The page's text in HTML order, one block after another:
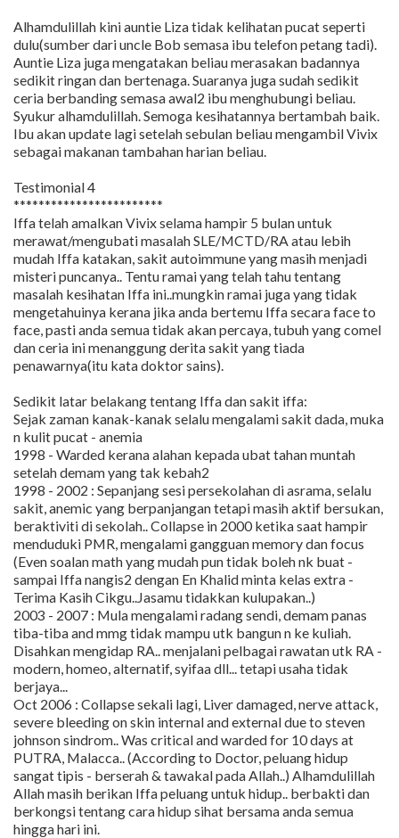
Alhamdulillah kini auntie Liza tidak kelihatan pucat seperti
dulu(sumber dari uncle Bob semasa ibu telefon petang tadi).
Auntie Liza juga mengatakan beliau merasakan badannya
sedikit ringan dan bertenaga. Suaranya juga sudah sedikit
ceria berbanding semasa awal2 ibu menghubungi beliau.
Syukur alhamdulillah. Semoga kesihatannya bertambah baik.
Ibu akan update lagi setelah sebulan beliau mengambil Vivix
sebagai makanan tambahan harian beliau.
Testimonial 4
************************
Iffa telah amalkan Vivix selama hampir 5 bulan untuk
merawat/mengubati masalah SLE/MCTD/RA atau lebih
mudah Iffa katakan, sakit autoimmune yang masih menjadi
misteri puncanya.. Tentu ramai yang telah tahu tentang
masalah kesihatan Iffa ini..mungkin ramai juga yang tidak
mengetahuinya kerana jika anda bertemu Iffa secara face to
face, pasti anda semua tidak akan percaya, tubuh yang comel
dan ceria ini menanggung derita sakit yang tiada
penawarnya(itu kata doktor sains).
Sedikit latar belakang tentang Iffa dan sakit iffa:
Sejak zaman kanak-kanak selalu mengalami sakit dada, muka
n kulit pucat - anemia
1998 - Warded kerana alahan kepada ubat tahan muntah
setelah demam yang tak kebah2
1998 - 2002 : Sepanjang sesi persekolahan di asrama, selalu
sakit, anemic yang berpanjangan tetapi masih aktif bersukan,
beraktiviti di sekolah.. Collapse in 2000 ketika saat hampir
menduduki PMR, mengalami gangguan memory dan focus
(Even soalan math yang mudah pun tidak boleh nk buat -
sampai Iffa nangis2 dengan En Khalid minta kelas extra -
Terima Kasih Cikgu..Jasamu tidakkan kulupakan..)
2003 - 2007 : Mula mengalami radang sendi, demam panas
tiba-tiba and mmg tidak mampu utk bangun n ke kuliah.
Disahkan mengidap RA.. menjalani pelbagai rawatan utk RA -
modern, homeo, alternatif, syifaa dll... tetapi usaha tidak
berjaya...
Oct 2006 : Collapse sekali lagi, Liver damaged, nerve attack,
severe bleeding on skin internal and external due to steven
johnson sindrom.. Was critical and warded for 10 days at
PUTRA, Malacca.. (According to Doctor, peluang hidup
sangat tipis - berserah & tawakal pada Allah..) Alhamdulillah
Allah masih berikan Iffa peluang untuk hidup.. berbakti dan
berkongsi tentang cara hidup sihat bersama anda semua
hingga hari ini.